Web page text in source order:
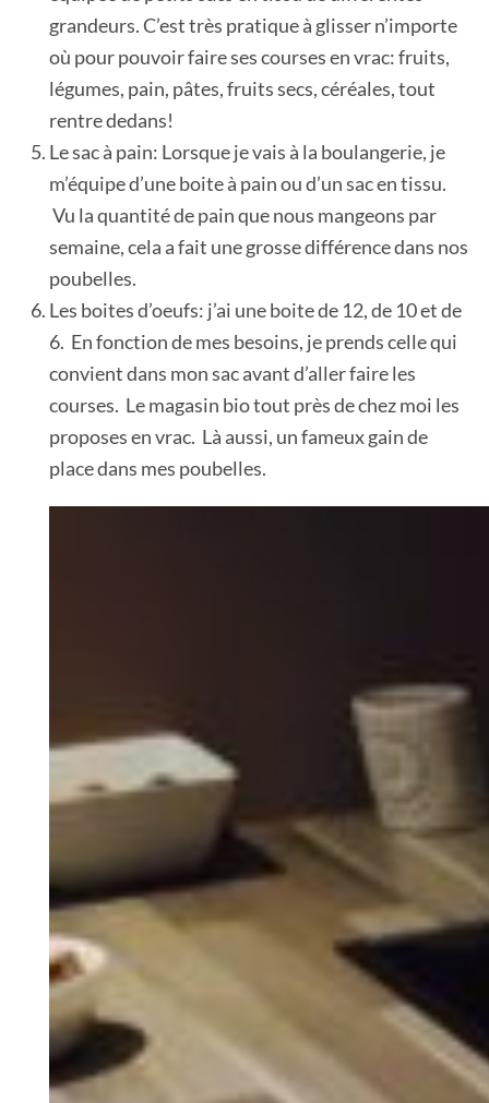
grandeurs. C’est très pratique à glisser n’importe
où pour pouvoir faire ses courses en vrac: fruits,
légumes, pain, pâtes, fruits secs, céréales, tout
rentre dedans!
Le sac à pain: Lorsque je vais à la boulangerie, je
m’équipe d’une boite à pain ou d’un sac en tissu.
Vu la quantité de pain que nous mangeons par
semaine, cela a fait une grosse différence dans nos
poubelles.
Les boites d’oeufs: j’ai une boite de 12, de 10 et de
6. En fonction de mes besoins, je prends celle qui
convient dans mon sac avant d’aller faire les
courses. Le magasin bio tout près de chez moi les
proposes en vrac. Là aussi, un fameux gain de
place dans mes poubelles.